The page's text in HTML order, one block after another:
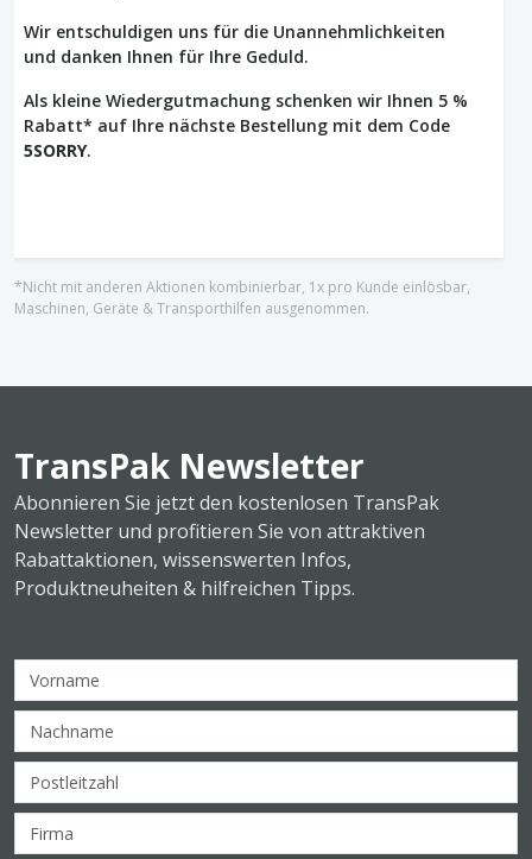
Wir entschuldigen uns für die Unannehmlichkeiten
und danken Ihnen für Ihre Geduld.
Als kleine Wiedergutmachung schenken wir Ihnen 5 %
Rabatt* auf Ihre nächste Bestellung mit dem Code
5SORRY.
*Nicht mit anderen Aktionen kombinierbar, 1x pro Kunde einlösbar,
Maschinen, Geräte & Transporthilfen ausgenommen.
TransPak Newsletter
Abonnieren Sie jetzt den kostenlosen TransPak
Newsletter und profitieren Sie von attraktiven
Rabattaktionen, wissenswerten Infos,
Produktneuheiten & hilfreichen Tipps.